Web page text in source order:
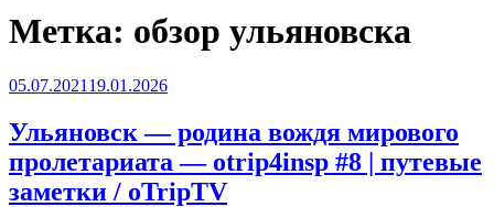
Метка: обзор ульяновска
Опубликовано
05.07.2021 19.01.2026
Ульяновск — родина вождя мирового
пролетариата — otrip4insp #8 | путевые
заметки / oTripTV